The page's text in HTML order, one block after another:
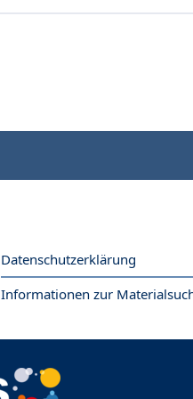
Datenschutzerklärung
Informationen zur